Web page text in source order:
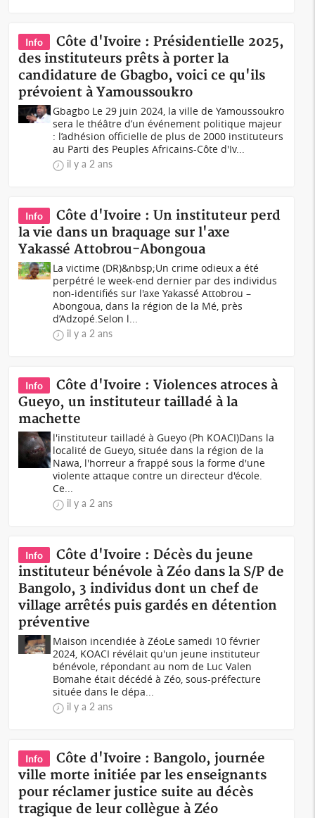
Info
Côte d'Ivoire : Présidentielle 2025,
des instituteurs prêts à porter la
candidature de Gbagbo, voici ce qu'ils
prévoient à Yamoussoukro
Gbagbo Le 29 juin 2024, la ville de Yamoussoukro
sera le théâtre d’un événement politique majeur
: l’adhésion officielle de plus de 2000 instituteurs
au Parti des Peuples Africains-Côte d'Iv...
il y a 2 ans
Info
Côte d'Ivoire : Un instituteur perd
la vie dans un braquage sur l'axe
Yakassé Attobrou-Abongoua
La victime (DR)&nbsp;Un crime odieux a été
perpétré le week-end dernier par des individus
non-identifiés sur l'axe Yakassé Attobrou –
Abongoua, dans la région de la Mé, près
d’Adzopé.Selon l...
il y a 2 ans
Info
Côte d'Ivoire : Violences atroces à
Gueyo, un instituteur tailladé à la
machette
l'instituteur tailladé à Gueyo (Ph KOACI)Dans la
localité de Gueyo, située dans la région de la
Nawa, l'horreur a frappé sous la forme d'une
violente attaque contre un directeur d'école.
Ce...
il y a 2 ans
Info
Côte d'Ivoire : Décès du jeune
instituteur bénévole à Zéo dans la S/P de
Bangolo, 3 individus dont un chef de
village arrêtés puis gardés en détention
préventive
Maison incendiée à ZéoLe samedi 10 février
2024, KOACI révélait qu'un jeune instituteur
bénévole, répondant au nom de Luc Valen
Bomahe était décédé à Zéo, sous-préfecture
située dans le dépa...
il y a 2 ans
Info
Côte d'Ivoire : Bangolo, journée
ville morte initiée par les enseignants
pour réclamer justice suite au décès
tragique de leur collègue à Zéo